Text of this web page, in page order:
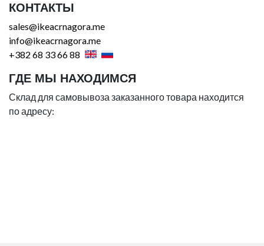
КОНТАКТЫ
sales@ikeacrnagora.me
info@ikeacrnagora.me
+382 68 33 66 88
ГДЕ МЫ НАХОДИМСЯ
Склад для самовывоза заказанного товара находится
по адресу: